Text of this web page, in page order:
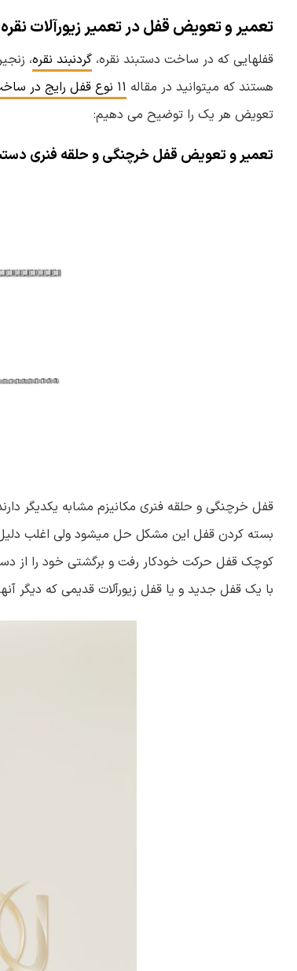
تعمیر و تعویض قفل در تعمیر زیورآلات نقره
قفلهایی که در ساخت دستبند نقره، گردنبند نقره،
هستند که میتوانید در مقاله ۱۱ نوع قفل رایج در ساخت گردنبند و دستبند
تعویض هر یک را توضیح می دهیم:
تعمیر و تعویض قفل خرچنگی و حلقه فنری
قفل خرچنگی و حلقه فنری مکانیزم مشابه یکدیگر
بسته کردن قفل این مشکل حل میشود ولی اغلب دلیل
کوچک قفل حرکت خودکار رفت و برگشتی خود را از دست
با یک قفل جدید و یا قفل زیورآلات قدیمی که دیگر